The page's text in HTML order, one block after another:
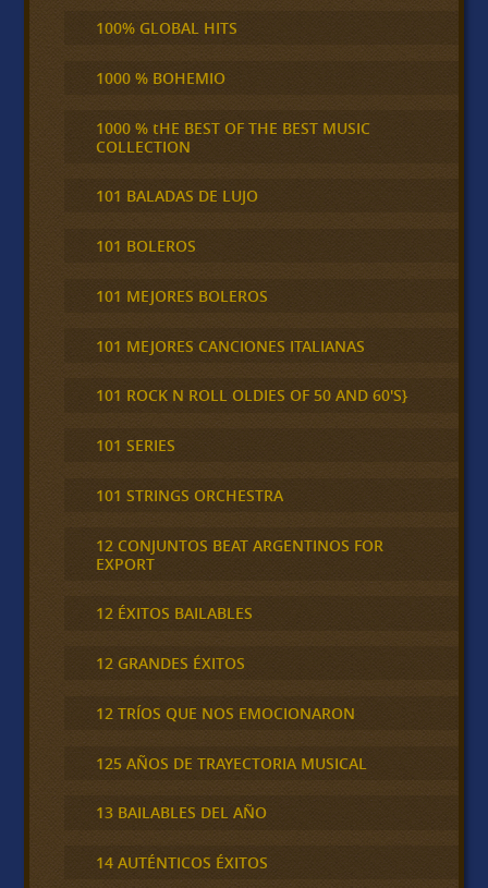
100% GLOBAL HITS
1000 % BOHEMIO
1000 % tHE BEST OF THE BEST MUSIC
COLLECTION
101 BALADAS DE LUJO
101 BOLEROS
101 MEJORES BOLEROS
101 MEJORES CANCIONES ITALIANAS
101 ROCK N ROLL OLDIES OF 50 AND 60'S}
101 SERIES
101 STRINGS ORCHESTRA
12 CONJUNTOS BEAT ARGENTINOS FOR
EXPORT
12 ÉXITOS BAILABLES
12 GRANDES ÉXITOS
12 TRÍOS QUE NOS EMOCIONARON
125 AÑOS DE TRAYECTORIA MUSICAL
13 BAILABLES DEL AÑO
14 AUTÉNTICOS ÉXITOS